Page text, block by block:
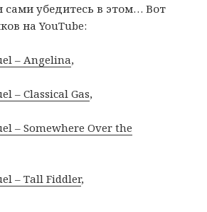
сами убедитесь в этом… Вот
на YouTube:
– Angelina,
– Classical Gas,
– Somewhere Over the
– Tall Fiddler,